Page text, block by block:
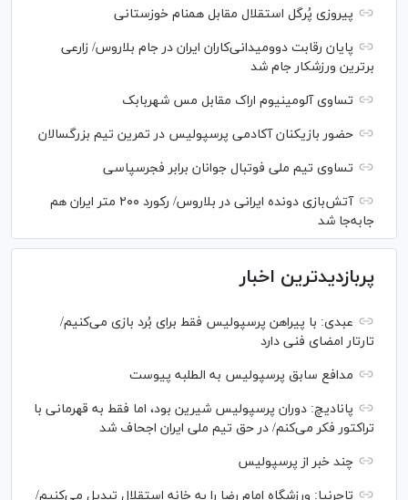
پیروزی پُرگل استقلال مقابل همنام خوزستانی
پایان رقابت دوومیدانی‌کاران ایران در جام بلاروس/ زارعی
برترین ورزشکار جام شد
تساوی آلومینیوم اراک مقابل مس شهربابک
حضور بازیکنان آکادمی پرسپولیس در تمرین تیم بزرگسالان
تساوی تیم ملی فوتبال جوانان برابر فجرسپاسی
آتش‌بازی دونده ایرانی در بلاروس/ رکورد ۲۰۰ متر ایران هم
جابه‌جا شد
پربازدیدترین اخبار
عبدی: با پیراهن پرسپولیس فقط برای بُرد بازی می‌کنیم/
تارتار امضای فنی دارد
مدافع سابق پرسپولیس به الطلبه پیوست
پانادیچ: دوران پرسپولیس شیرین بود، اما فقط به قهرمانی با
تراکتور فکر می‌کنم/ در حق تیم ملی ایران اجحاف شد
چند خبر از پرسپولیس
تاجرنیا: ورزشگاه امام رضا را به خانه استقلال تبدیل می‌کنیم/